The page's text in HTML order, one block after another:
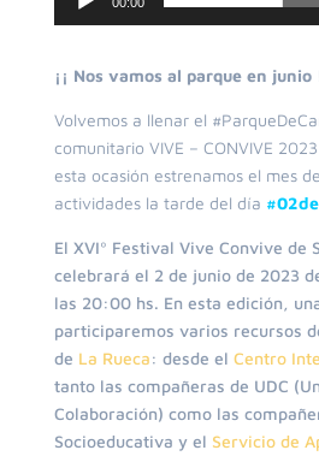
¡¡ Nos vamos al parque en junio
Volvemos a llenar el
comunitario VIVE – CONVIVE
esta ocasión estrenamos el mes
actividades la tarde del día
El XVIº Festival Vive Convive de
celebrará el 2 de junio de 2023
las 20:00 hs. En esta edición,
participaremos varios recursos
de La Rueca: desde el Centro
tanto las compañeras de UDC
Colaboración) como las
Socioeducativa y el Servicio de